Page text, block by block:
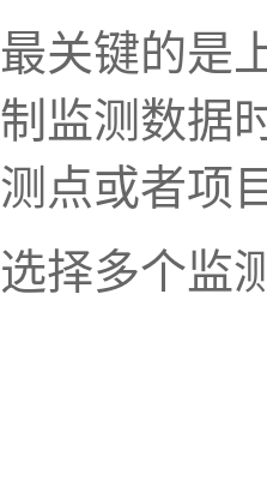
最关键的是
制监测数据
测点或者项
选择多个监